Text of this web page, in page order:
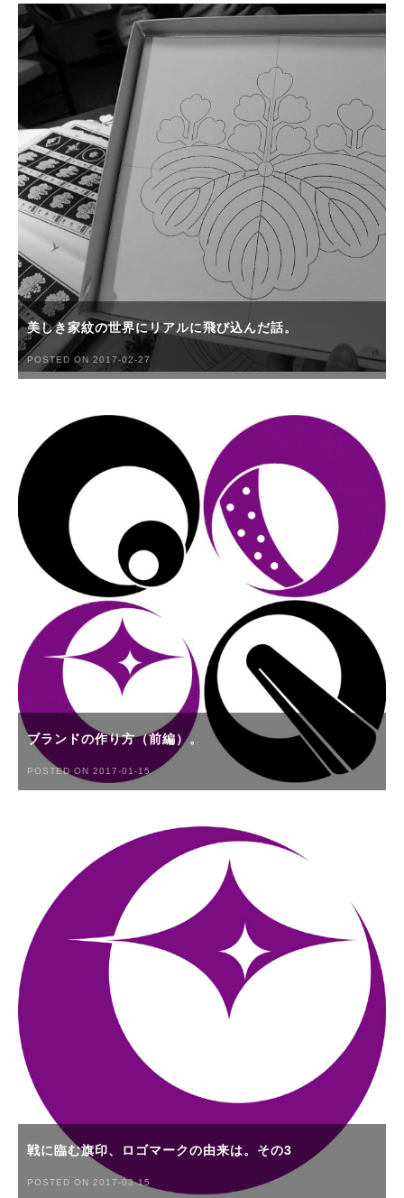
美しき家紋の世界にリアルに飛び込んだ話。
POSTED ON 2017-02-27
ブランドの作り方（前編）。
POSTED ON 2017-01-15
戦に臨む旗印、ロゴマークの由来は。その3
POSTED ON 2017-03-15